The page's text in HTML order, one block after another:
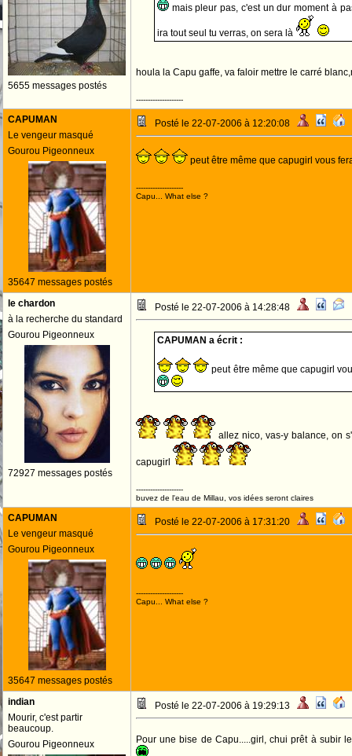
5655 messages postés
mais pleur pas, c'est un dur moment à
ira tout seul tu verras, on sera là
houla la Capu gaffe, va faloir mettre le carré
--------------------
CAPUMAN
Le vengeur masqué
Gourou Pigeonneux
35647 messages postés
Posté le 22-07-2006 à 12:20:08
peut être même que capugirl vous
--------------------
Capu... What else ?
le chardon
à la recherche du standard
Gourou Pigeonneux
72927 messages postés
Posté le 22-07-2006 à 14:28:48
CAPUMAN a écrit :
peut être même que capugirl
allez nico, vas-y balance, on
capugirl
--------------------
buvez de l'eau de Millau, vos idées seront claires
CAPUMAN
Le vengeur masqué
Gourou Pigeonneux
35647 messages postés
Posté le 22-07-2006 à 17:31:20
--------------------
Capu... What else ?
indian
Mourir, c'est partir
beaucoup.
Gourou Pigeonneux
Posté le 22-07-2006 à 19:29:13
Pour une bise de Capu.....girl, chui prêt à subir